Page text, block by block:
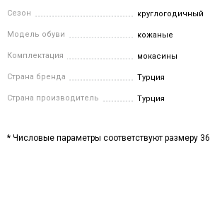
Сезон круглогодичный
Модель обуви кожаные
Комплектация мокасины
Страна бренда Турция
Страна производитель Турция
* Числовые параметры соответствуют размеру 36